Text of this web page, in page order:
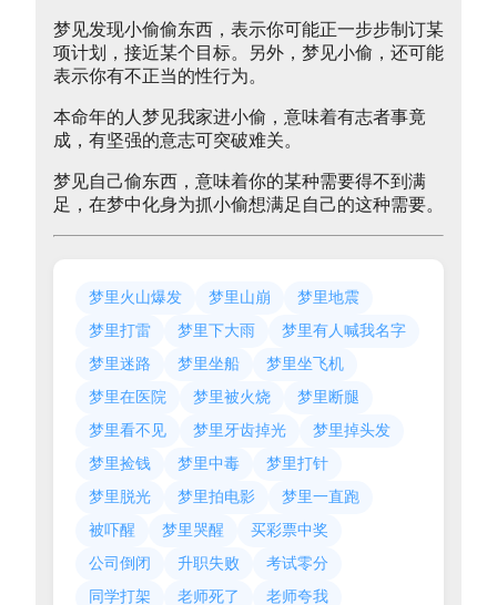
梦见发现小偷偷东西，表示你可能正一步步制订某
项计划，接近某个目标。另外，梦见小偷，还可能
表示你有不正当的性行为。
本命年的人梦见我家进小偷，意味着有志者事竟
成，有坚强的意志可突破难关。
梦见自己偷东西，意味着你的某种需要得不到满
足，在梦中化身为抓小偷想满足自己的这种需要。
梦里火山爆发 梦里山崩
梦里地震
梦里打雷
梦里下大雨
梦里有人喊我名字
梦里迷路
梦里坐船
梦里坐飞机
梦里在医院
梦里被火烧
梦里断腿
梦里看不见
梦里牙齿掉光
梦里掉头发
梦里捡钱
梦里中毒
梦里打针
梦里脱光
梦里拍电影
梦里一直跑
被吓醒
梦里哭醒
买彩票中奖
公司倒闭
升职失败
考试零分
同学打架
老师死了 老师夸我